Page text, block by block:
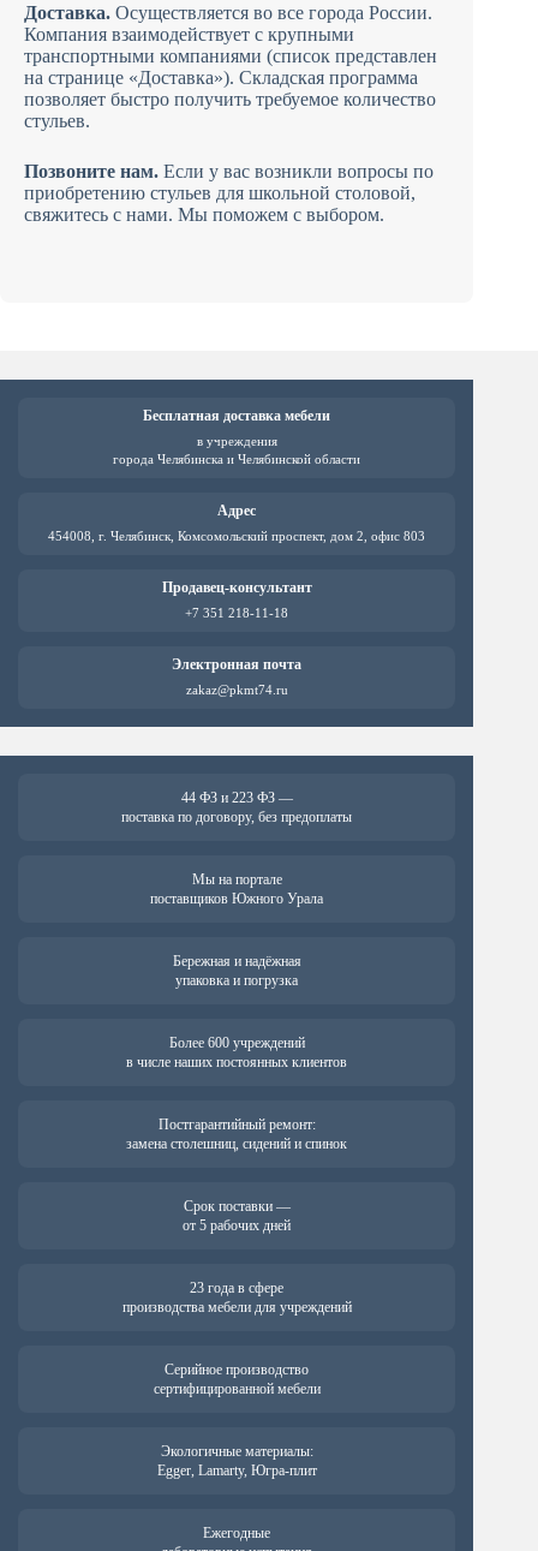
Доставка. Осуществляется во все города России.
Компания взаимодействует с крупными
транспортными компаниями (список представлен
на странице «Доставка»). Складская программа
позволяет быстро получить требуемое количество
стульев.
Позвоните нам. Если у вас возникли вопросы по
приобретению стульев для школьной столовой,
свяжитесь с нами. Мы поможем с выбором.
Бесплатная доставка мебели
в учреждения
города Челябинска и Челябинской области
Адрес
454008, г. Челябинск, Комсомольский проспект, дом 2, офис 803
Продавец-консультант
+7 351 218-11-18
Электронная почта
zakaz@pkmt74.ru
44 ФЗ и 223 ФЗ —
поставка по договору, без предоплаты
Мы на портале
поставщиков Южного Урала
Бережная и надёжная
упаковка и погрузка
Более 600 учреждений
в числе наших постоянных клиентов
Постгарантийный ремонт:
замена столешниц, сидений и спинок
Срок поставки —
от 5 рабочих дней
23 года в сфере
производства мебели для учреждений
Серийное производство
сертифицированной мебели
Экологичные материалы:
Egger, Lamarty, Югра-плит
Ежегодные